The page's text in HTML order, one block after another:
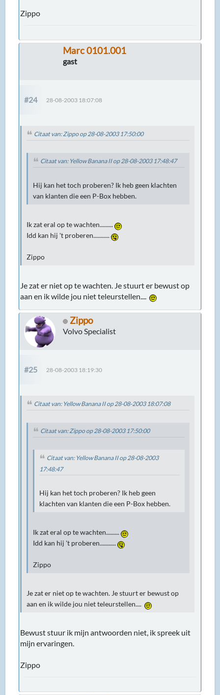
Zippo
Marc 0101.001
gast
#24 28-08-2003 18:07:08
Citaat van: Zippo op 28-08-2003 17:50:00
Citaat van: Yellow Banana II op 28-08-2003 17:48:47
Hij kan het toch proberen? Ik heb geen klachten
van klanten die een P-Box hebben.
Ik zat eral op te wachten.........
Idd kan hij 't proberen...........
Zippo
Je zat er niet op te wachten. Je stuurt er bewust op
aan en ik wilde jou niet teleurstellen....
Zippo
Volvo Specialist
#25 28-08-2003 18:19:30
Citaat van: Yellow Banana II op 28-08-2003 18:07:08
Citaat van: Zippo op 28-08-2003 17:50:00
Citaat van: Yellow Banana II op 28-08-2003
17:48:47
Hij kan het toch proberen? Ik heb geen
klachten van klanten die een P-Box hebben.
Ik zat eral op te wachten.........
Idd kan hij 't proberen...........
Zippo
Je zat er niet op te wachten. Je stuurt er bewust op
aan en ik wilde jou niet teleurstellen....
Bewust stuur ik mijn antwoorden niet, ik spreek uit
mijn ervaringen.
Zippo